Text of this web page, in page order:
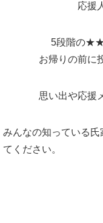
応援
5段階の
お帰りの前に
思い出や応援
みんなの知っている氏
てください。